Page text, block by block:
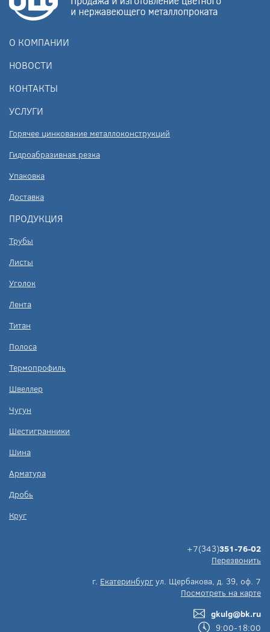
О КОМПАНИИ
НОВОСТИ
КОНТАКТЫ
УСЛУГИ
Горячее цинкование металлоконструкций
Гидроабразивная резка
Упаковка
Доставка
ПРОДУКЦИЯ
Трубы
Листы
Уголок
Лента
Титан
Полоса
Термопрофиль
Швеллер
Чугун
Шестигранники
Шина
Арматура
Дробь
Круг
+7(343)351-76-02
Перезвонить
г. Екатеринбург ул. Щербакова, д. 39, оф. 7
Посмотреть на карте
gkulg@bk.ru
9:00-18:00